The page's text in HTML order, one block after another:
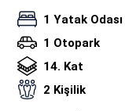
1 Yatak Odası
1 Otopark
14. Kat
2 Kişilik